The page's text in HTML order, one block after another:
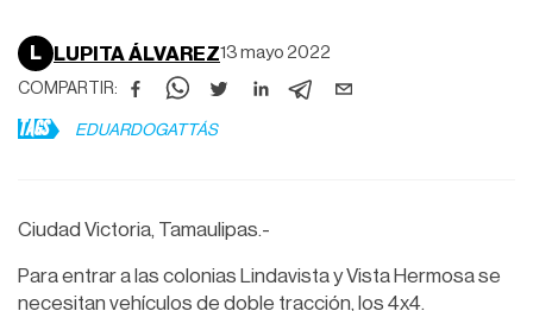
L LUPITA ÁLVAREZ13 mayo 2022
COMPARTIR:
TAGS EDUARDOGATTÁS
Ciudad Victoria, Tamaulipas.-
Para entrar a las colonias Lindavista y Vista Hermosa se
necesitan vehículos de doble tracción, los 4x4.